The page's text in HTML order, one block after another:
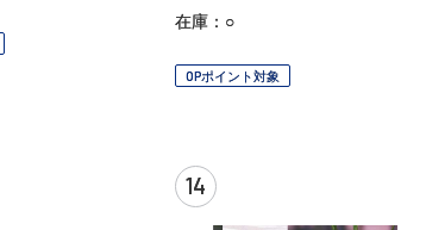
在庫：○
OPポイント対象
14